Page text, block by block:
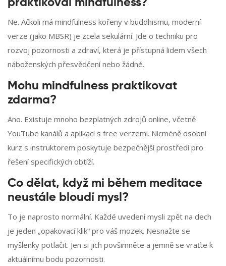
praktikoval mindfulness?
Ne. Ačkoli má mindfulness kořeny v buddhismu, moderní
verze (jako MBSR) je zcela sekulární. Jde o techniku pro
rozvoj pozornosti a zdraví, která je přístupná lidem všech
náboženských přesvědčení nebo žádné.
Mohu mindfulness praktikovat
zdarma?
Ano. Existuje mnoho bezplatných zdrojů online, včetně
YouTube kanálů a aplikací s free verzemi. Nicméně osobní
kurz s instruktorem poskytuje bezpečnější prostředí pro
řešení specifických obtíží.
Co dělat, když mi během meditace
neustále bloudí mysl?
To je naprosto normální. Každé uvedení mysli zpět na dech
je jeden „opakovací klik“ pro váš mozek. Nesnažte se
myšlenky potlačit. Jen si jich povšimněte a jemně se vraťte k
aktuálnímu bodu pozornosti.